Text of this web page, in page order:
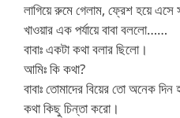
লাগিয়ে রুমে গেলাম, ফ্রেশ হয়ে এসে
খাওয়ার এক পর্যায়ে বাবা বললো……
বাবাঃ একটা কথা বলার ছিলো।
আমিঃ কি কথা?
বাবাঃ তোমাদের বিয়ের তো অনেক
কথা কিছু চিন্তা করো।